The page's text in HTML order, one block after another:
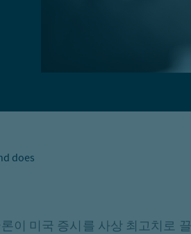
does
이 미국 증시를 사상 최고치로